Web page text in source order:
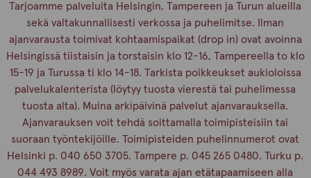
Tarjoamme palveluita Helsingin, Tampereen ja Turun alueilla
sekä valtakunnallisesti verkossa ja puhelimitse. Ilman
ajanvarausta toimivat kohtaamispaikat (drop in) ovat avoinna
Helsingissä tiistaisin ja torstaisin klo 12-16, Tampereella to klo
15-19 ja Turussa ti klo 14-18. Tarkista poikkeukset aukioloissa
palvelukalenterista (löytyy tuosta vierestä tai puhelimessa
tuosta alta). Muina arkipäivinä palvelut ajanvarauksella.
Ajanvarauksen voit tehdä soittamalla toimipisteisiin tai
suoraan työntekijöille. Toimipisteiden puhelinnumerot ovat
Helsinki p. 040 650 3705. Tampere p. 045 265 0480. Turku p.
044 493 8989. Voit myös varata ajan etätapaamiseen alla